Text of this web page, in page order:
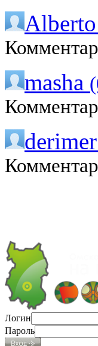
Alberto
masha
derimer
Логин
Пароль